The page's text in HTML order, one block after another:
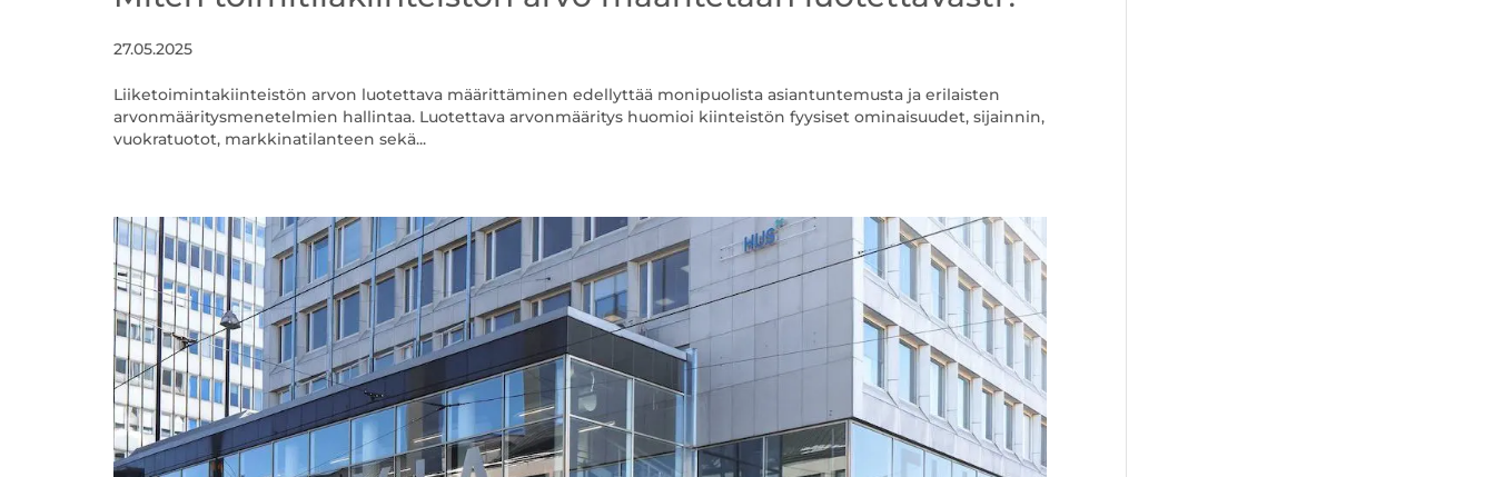
27.05.2025
Liiketoimintakiinteistön arvon luotettava määrittäminen edellyttää monipuolista asiantuntemusta ja erilaisten
arvonmääritysmenetelmien hallintaa. Luotettava arvonmääritys huomioi kiinteistön fyysiset ominaisuudet, sijainnin,
vuokratuotot, markkinatilanteen sekä...